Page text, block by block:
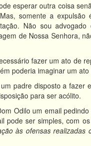
esperar outra coisa
somente a
Não sou
de Nossa Senhora,
fazer um ato de
poderia imaginar um
padre disposto a
para ser acólito.
Odilo um email
pode ser simples, com
às ofensas realizadas